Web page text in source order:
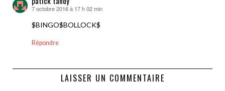
dit :
7 octobre 2016 à 17 h 02 min
$BINGO$BOLLOCK$
Répondre
LAISSER UN COMMENTAIRE